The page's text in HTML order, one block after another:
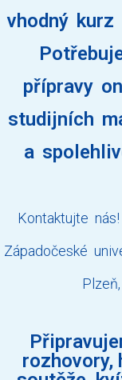
vhodný kurz
přípravy
studijních
a
Kontaktujte
Západočeské
rozhovory,